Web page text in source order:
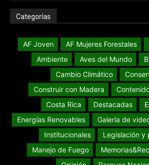
Categorías
AF Joven AF Mujeres Forestales
Ambiente
Aves del Mundo
Cambio Climático
Construir con Madera
Costa Rica
Destacadas
Energías Renovables
Galería de
Institucionales
Legislación y
Manejo de Fuego